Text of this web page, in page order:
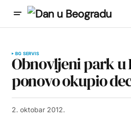
BG SERVIS
Obnovljeni park u
ponovo okupio
2. oktobar 2012.